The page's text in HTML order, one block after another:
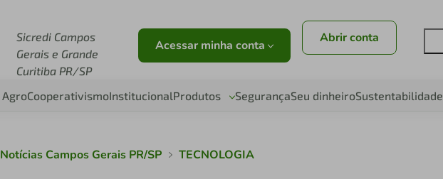
Sicredi Campos
Gerais e Grande
Curitiba PR/SP
Acessar minha conta Abrir conta
AgroCooperativismoInstitucionalProdutos SegurançaSeu dinheiroSustentabilidade
Notícias Campos Gerais PR/SP TECNOLOGIA